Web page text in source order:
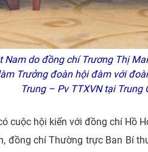
do đồng chí Trương Thị
Trưởng đoàn hội đàm với
Trung – Pv TTXVN tại Trung
cuộc hội kiến với đồng chí Hồ
đồng chí Thường trực Ban Bí